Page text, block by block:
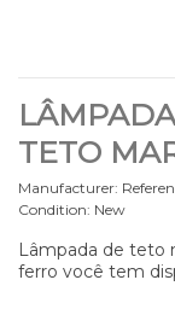
TETO
Manufacturer:
Condition: New
Lâmpada de teto
ferro você tem